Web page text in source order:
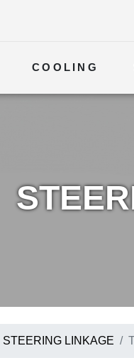
COOLING
STEERING LINKAGE